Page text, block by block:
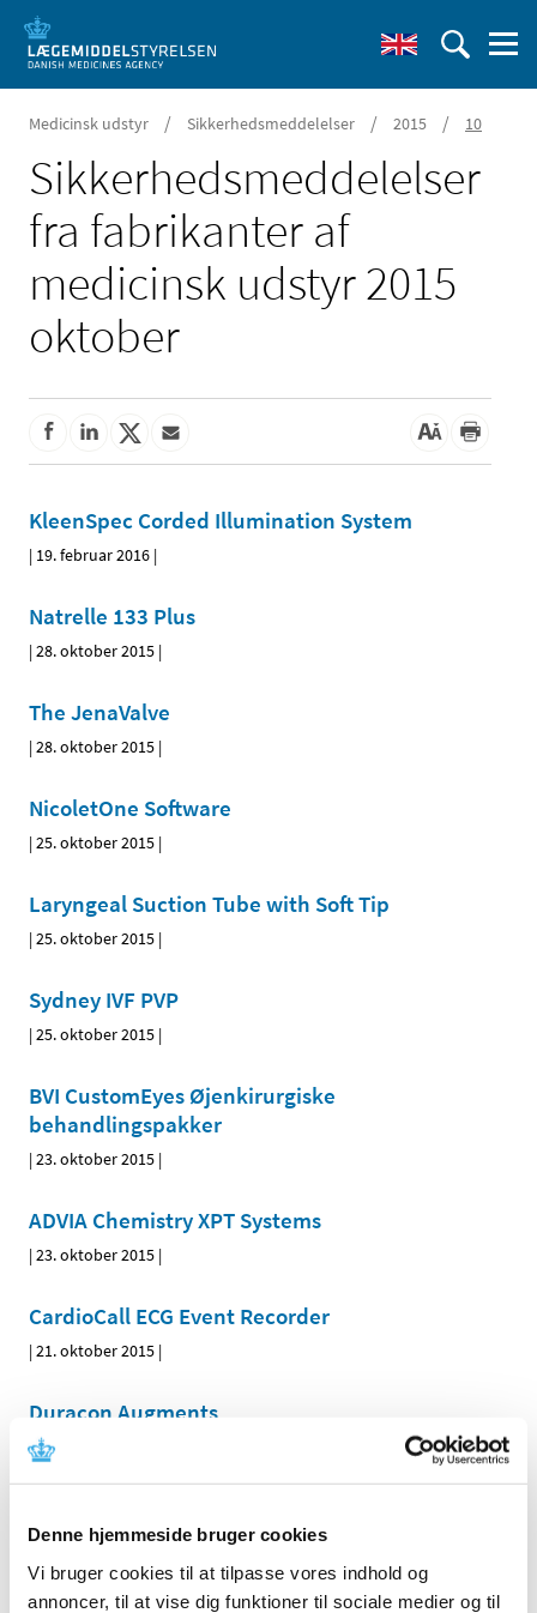
Denne hjemmeside bruger cookies
Vi bruger cookies til at tilpasse vores indhold og
annoncer, til at vise dig funktioner til sociale medier og til
Medicinsk udstyr / Sikkerhedsmeddelelser / 2015 / 10
Sikkerheds­meddelelser
fra fabrikanter af
medicinsk udstyr 2015
oktober
KleenSpec Corded Illumination System
| 19. februar 2016 |
Natrelle 133 Plus
|28. oktober 2015 |
The JenaValve
|28. oktober 2015 |
NicoletOne Software
|25. oktober 2015 |
Laryngeal Suction Tube with Soft Tip
|25. oktober 2015 |
Sydney IVF PVP
|25. oktober 2015 |
BVI CustomEyes Øjenkirurgiske
behandlingspakker
|23. oktober 2015 |
ADVIA Chemistry XPT Systems
|23. oktober 2015 |
CardioCall ECG Event Recorder
|21. oktober 2015 |
Duracon Augments
|21. oktober 2015
|21. oktober 2015|
ChronOS Inject Bone Void Filler